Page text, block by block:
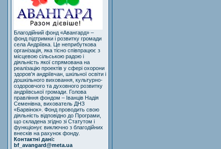
Благодійний фонд «Авангард» –
фонд підтримки і розвитку громади
села Андріївка. Це неприбуткова
організація, яка тісно співпрацює з
місцевою сільською радою і
діяльність якої спрямована на
реалізацію проектів у сфері охорони
здоров'я андріївчан, шкільної освіти і
дошкільного виховання, культурно-
оздоровчого та духовного розвитку
андріївської громади. Голова
правління фондом – Іванців Надія
Семенівна, вихователь ДНЗ
«Барвінок». Фонд проводить свою
діяльність відповідно до Програми,
що складена згідно зі Статутом і
функціонує виключно з благодійних
внесків на рахунок фонду.
Контактні дані:
bf_avangard@meta.ua